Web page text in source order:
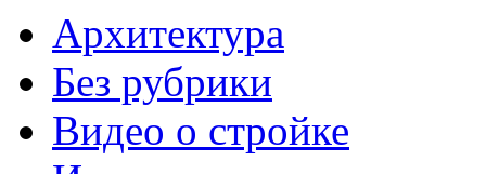
Архитектура
Без рубрики
Видео о стройке